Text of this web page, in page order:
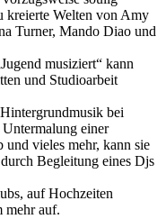
kreierte Welten von Amy
Turner, Mando Diao und
musiziert“ kann
und Studioarbeit
bei
einer
vieles mehr, kann sie
Begleitung eines Djs
auf Hochzeiten
mehr auf.